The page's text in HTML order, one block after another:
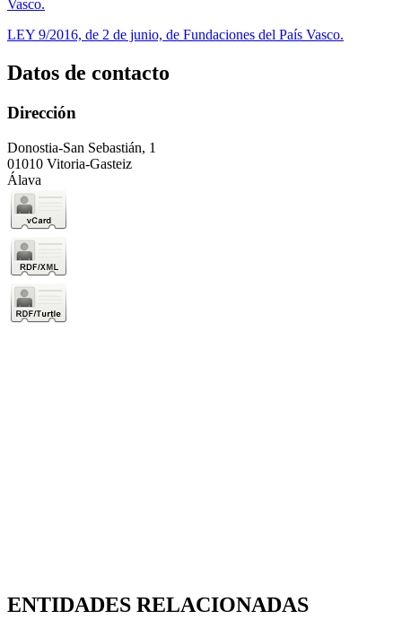
Vasco.
LEY 9/2016, de 2 de junio, de Fundaciones del País Vasco.
Datos de contacto
Dirección
Donostia-San Sebastián, 1
01010 Vitoria-Gasteiz
Álava
ENTIDADES RELACIONADAS